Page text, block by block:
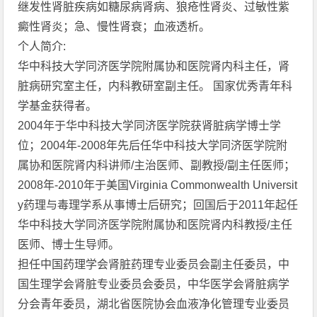
继发性肾脏疾病如糖尿病肾病、狼疮性肾炎、过敏性紫
癜性肾炎；急、慢性肾衰；血液透析。
个人简介:
华中科技大学同济医学院附属协和医院肾内科主任，肾
脏病研究室主任，内科教研室副主任。 国家优秀青年科
学基金获得者。
2004年于华中科技大学同济医学院获肾脏病学博士学
位；2004年-2008年先后任华中科技大学同济医学院附
属协和医院肾内科讲师/主治医师、副教授/副主任医师；
2008年-2010年于美国Virginia Commonwealth Universit
y药理与毒理学系从事博士后研究；回国后于2011年起任
华中科技大学同济医学院附属协和医院肾内科教授/主任
医师、博士生导师。
担任中国药理学会肾脏药理专业委员会副主任委员，中
国生理学会肾脏专业委员会委员，中华医学会肾脏病学
分会青年委员，湖北省医院协会血液净化管理专业委员